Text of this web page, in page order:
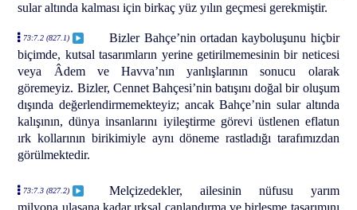
sular altında kalması için birkaç yüz yılın geçmesi gerekmiştir.
73:7.2 (827.1)
Bizler Bahçe’nin ortadan kayboluşunu hiçbir
biçimde, kutsal tasarımların yerine getirilmemesinin bir neticesi
veya Âdem ve Havva’nın yanlışlarının sonucu olarak
göremeyiz. Bizler, Cennet Bahçesi’nin batışını doğal bir oluşum
dışında değerlendirmemekteyiz; ancak Bahçe’nin sular altında
kalışının, dünya insanlarını iyileştirme görevi üstlenen eflatun
ırk kollarının birikimiyle aynı döneme rastladığı tarafımızdan
görülmektedir.
73:7.3 (827.2)
Melçizedekler, ailesinin nüfusu yarım
milyona ulaşana kadar ırksal canlandırma ve birleşme tasarımını